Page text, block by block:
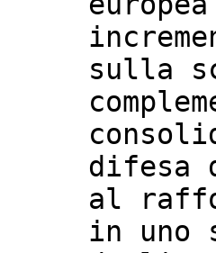
sulla
difesa
al
in uno